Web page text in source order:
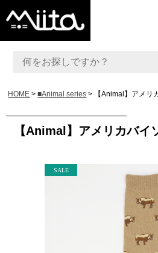
HOME ■Animal series 【Animal】アメリ
【Animal】アメリカバイ